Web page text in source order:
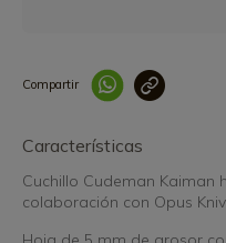
Compartir
Características
Cuchillo Cudeman Kaiman
colaboración con Opus